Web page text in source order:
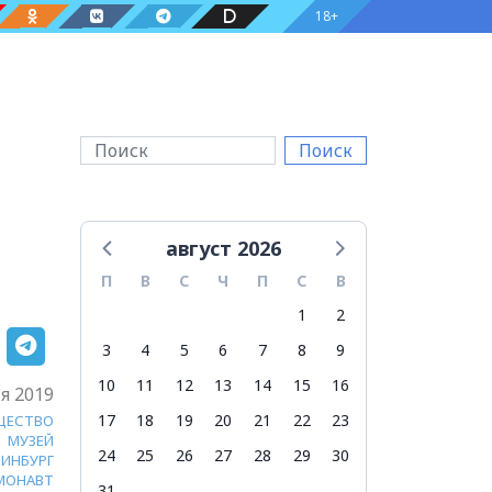
18+
Поиск
2019
МУЗЕЙ
август 2026
П В С Ч П С
В
1
2
3
4 5 6 7 8
9
10
11 12 13 14 15
16
17
18 19 20 21 22
23
24
25 26 27 28 29
30